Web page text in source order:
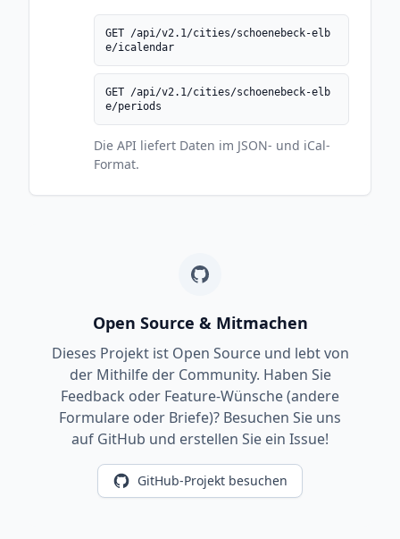
GET /api/v2.1/cities/schoenebeck-elb
e/icalendar
GET /api/v2.1/cities/schoenebeck-elb
e/periods
Die API liefert Daten im JSON- und iCal-
Format.
Open Source & Mitmachen
Dieses Projekt ist Open Source und lebt von
der Mithilfe der Community. Haben Sie
Feedback oder Feature-Wünsche (andere
Formulare oder Briefe)? Besuchen Sie uns
auf GitHub und erstellen Sie ein Issue!
GitHub-Projekt besuchen